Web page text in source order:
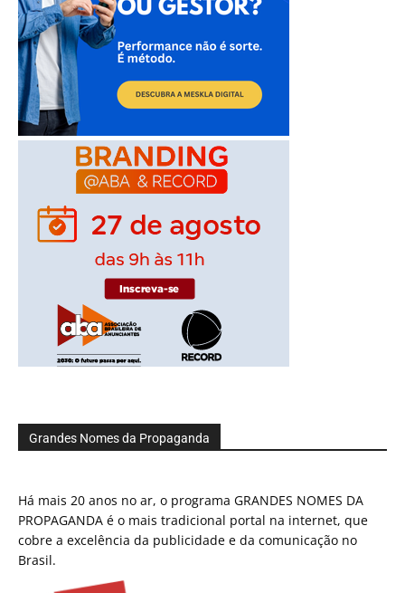
Grandes Nomes da Propaganda
Há mais 20 anos no ar, o programa GRANDES NOMES DA
PROPAGANDA é o mais tradicional portal na internet, que
cobre a excelência da publicidade e da comunicação no
Brasil.